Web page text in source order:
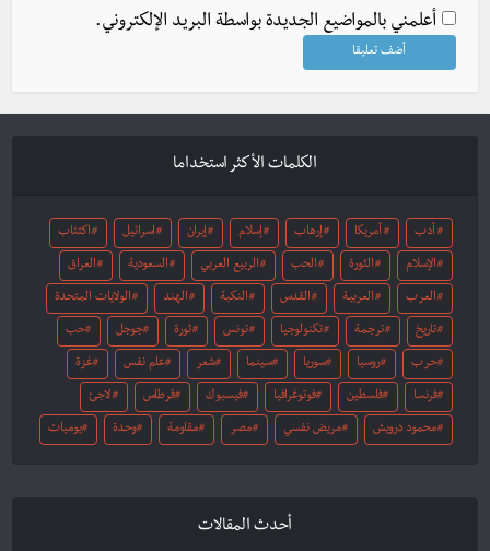
أعلمني بالمواضيع الجديدة بواسطة البريد الإلكتروني.
الكلمات الأكثر استخداما
أدب أمريكا إرهاب إسلام إيران اسرائيل اكتئاب
الإسلام الثورة الحب الربيع العربي السعودية العراق
العرب العربية القدس النكبة الهند الولايات المتحدة
تاريخ ترجمة تكنولوجيا تونس ثورة جوجل حب
حرب روسيا سوريا سينما شعر علم نفس غزة
فرنسا فلسطين فوتوغرافيا فيسبوك قرطاس لاجئ
محمود درويش مريض نفسي مصر مقاومة وحدة يوميات
أحدث المقالات